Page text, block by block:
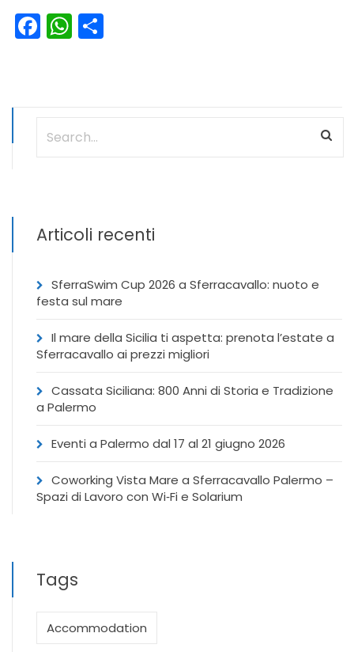
Facebook
WhatsApp
Articoli recenti
SferraSwim Cup 2026 a Sferracavallo: nuoto e
festa sul mare
Il mare della Sicilia ti aspetta: prenota l’estate a
Sferracavallo ai prezzi migliori
Cassata Siciliana: 800 Anni di Storia e Tradizione
a Palermo
Eventi a Palermo dal 17 al 21 giugno 2026
Coworking Vista Mare a Sferracavallo Palermo –
Spazi di Lavoro con Wi‑Fi e Solarium
Tags
Accommodation